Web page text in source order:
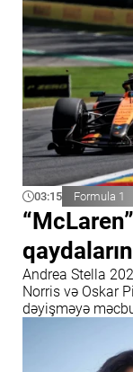
03:15 Formula 1
Andrea Stella
Norris və Oskar
dəyişməyə